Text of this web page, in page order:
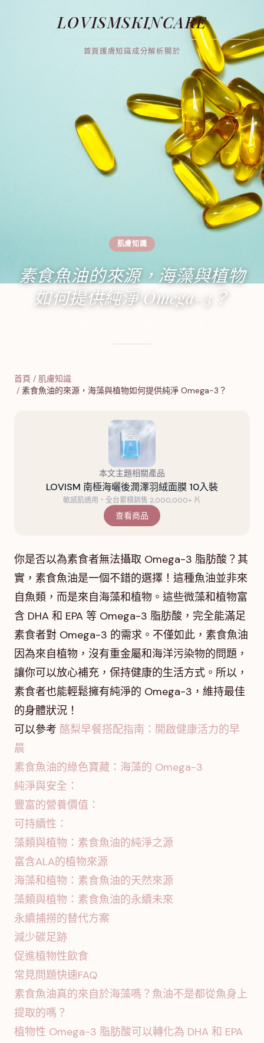
LOVISMSKINCARE
首頁護膚知識成分解析關於
肌膚知識
素食魚油的來源，海藻與植物
如何提供純淨 Omega-3？
首頁 / 肌膚知識
/ 素食魚油的來源，海藻與植物如何提供純淨 Omega-3？
本文主題相關產品
LOVISM 南極海曬後潤澤羽絨面膜 10入裝
敏感肌適用・全台累積銷售 2,000,000+ 片
查看商品
你是否以為素食者無法攝取 Omega-3 脂肪酸？其
實，素食魚油是一個不錯的選擇！這種魚油並非來
自魚類，而是來自海藻和植物。這些微藻和植物富
含 DHA 和 EPA 等 Omega-3 脂肪酸，完全能滿足
素食者對 Omega-3 的需求。不僅如此，素食魚油
因為來自植物，沒有重金屬和海洋污染物的問題，
讓你可以放心補充，保持健康的生活方式。所以，
素食者也能輕鬆擁有純淨的 Omega-3，維持最佳
的身體狀況！
可以參考 酪梨早餐搭配指南：開啟健康活力的早
晨
素食魚油的綠色寶藏：海藻的 Omega-3
純淨與安全：
豐富的營養價值：
可持續性：
藻類與植物：素食魚油的純淨之源
富含ALA的植物來源
海藻和植物：素食魚油的天然來源
藻類與植物：素食魚油的永續未來
永續捕撈的替代方案
減少碳足跡
促進植物性飲食
常見問題快速FAQ
素食魚油真的來自於海藻嗎？魚油不是都從魚身上
提取的嗎？
植物性 Omega-3 脂肪酸可以轉化為 DHA 和 EPA